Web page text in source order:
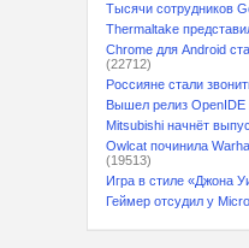
Тысячи сотрудников
Thermaltake
Chrome для Android
(22712)
Россияне стали
Вышел релиз OpenIDE
Mitsubishi начнёт
Owlcat починила
(19513)
Игра в стиле «Джона
Геймер отсудил у